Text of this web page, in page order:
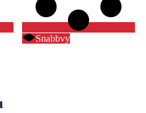
Snabbvy